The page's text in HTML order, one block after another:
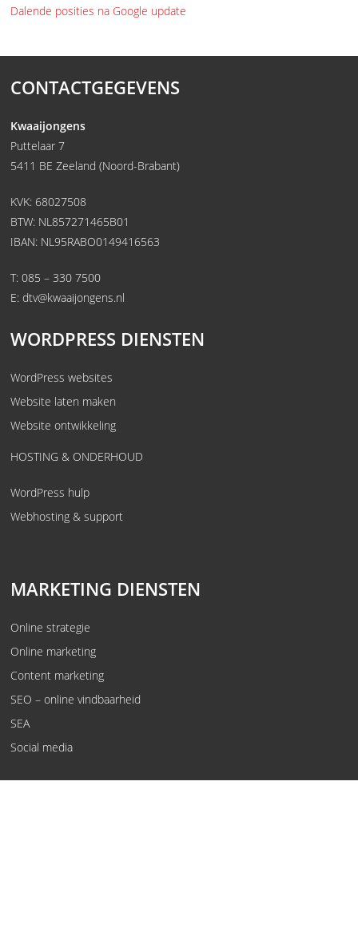
Dalende posities na Google update
CONTACTGEGEVENS
Kwaaijongens
Puttelaar 7
5411 BE Zeeland (Noord-Brabant)
KVK: 68027508
BTW: NL857271465B01
IBAN: NL95RABO0149416563
T:085 – 330 7500
E:dtv@kwaaijongens.nl
WORDPRESS DIENSTEN
WordPress websites
Website laten maken
Website ontwikkeling
HOSTING & ONDERHOUD
WordPress hulp
Webhosting & support
MARKETING DIENSTEN
Online strategie
Online marketing
Content marketing
SEO – online vindbaarheid
SEA
Social media